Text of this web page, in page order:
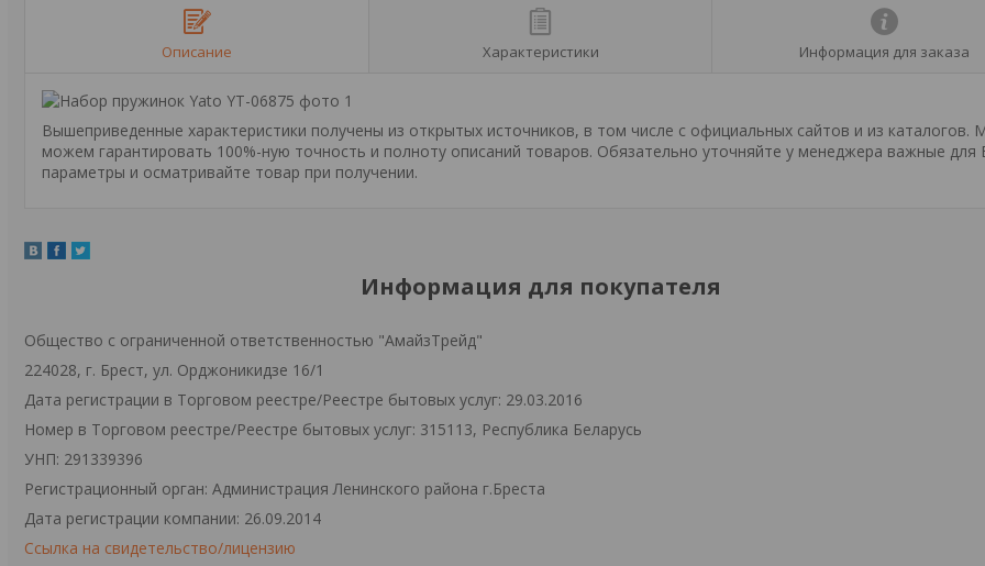
Описание Характеристики Информация для заказа
Вышеприведенные характеристики получены из открытых источников, в том числе с официальных сайтов и из каталогов.
можем гарантировать 100%-ную точность и полноту описаний товаров. Обязательно уточняйте у менеджера важные для
параметры и осматривайте товар при получении.
Информация для покупателя
Общество с ограниченной ответственностью "АмайзТрейд"
224028, г. Брест, ул. Орджоникидзе 16/1
Дата регистрации в Торговом реестре/Реестре бытовых услуг: 29.03.2016
Номер в Торговом реестре/Реестре бытовых услуг: 315113, Республика Беларусь
УНП: 291339396
Регистрационный орган: Администрация Ленинского района г.Бреста
Дата регистрации компании: 26.09.2014
Ссылка на свидетельство/лицензию